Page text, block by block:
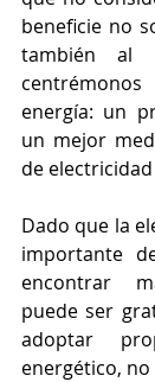
beneficie no
también al
energía: un
un mejor
de
Dado que la
importante
encontrar
puede ser
adoptar
energético,